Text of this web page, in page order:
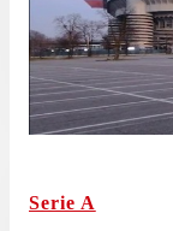
Serie A